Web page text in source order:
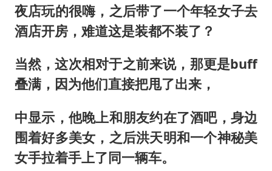
夜店玩的很嗨，之后带了一个年轻女子去
酒店开房，难道这是装都不装了？
当然，这次相对于之前来说，那更是buff
叠满，因为他们直接把甩了出来，
中显示，他晚上和朋友约在了酒吧，身边
围着好多美女，之后洪天明和一个神秘美
女手拉着手上了同一辆车。